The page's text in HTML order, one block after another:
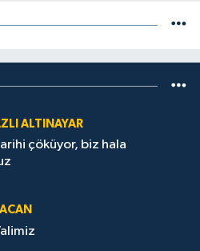
ALTINAYAR
çöküyor, biz hala